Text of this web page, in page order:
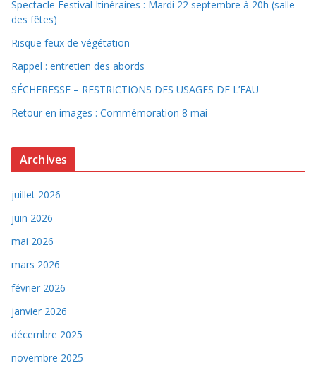
Spectacle Festival Itinéraires : Mardi 22 septembre à 20h (salle
des fêtes)
Risque feux de végétation
Rappel : entretien des abords
SÉCHERESSE – RESTRICTIONS DES USAGES DE L’EAU
Retour en images : Commémoration 8 mai
Archives
juillet 2026
juin 2026
mai 2026
mars 2026
février 2026
janvier 2026
décembre 2025
novembre 2025